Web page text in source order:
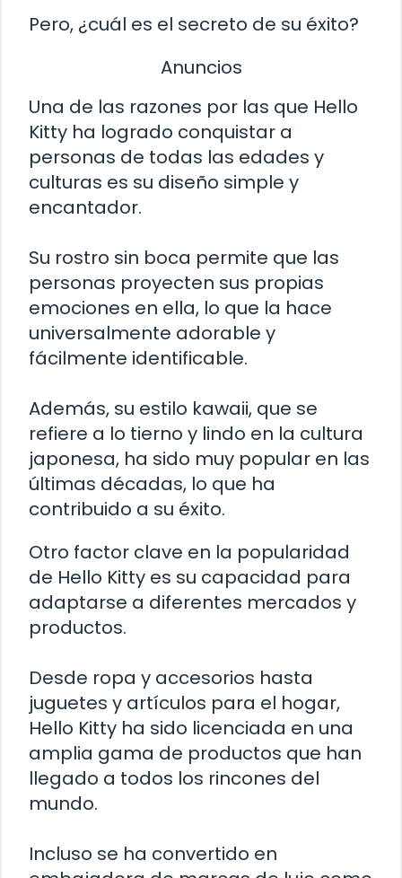
Pero, ¿cuál es el secreto de su éxito?
Anuncios
Una de las razones por las que Hello
Kitty ha logrado conquistar a
personas de todas las edades y
culturas es su diseño simple y
encantador.
Su rostro sin boca permite que las
personas proyecten sus propias
emociones en ella, lo que la hace
universalmente adorable y
fácilmente identificable.
Además, su estilo kawaii, que se
refiere a lo tierno y lindo en la cultura
japonesa, ha sido muy popular en las
últimas décadas, lo que ha
contribuido a su éxito.
Otro factor clave en la popularidad
de Hello Kitty es su capacidad para
adaptarse a diferentes mercados y
productos.
Desde ropa y accesorios hasta
juguetes y artículos para el hogar,
Hello Kitty ha sido licenciada en una
amplia gama de productos que han
llegado a todos los rincones del
mundo.
Incluso se ha convertido en